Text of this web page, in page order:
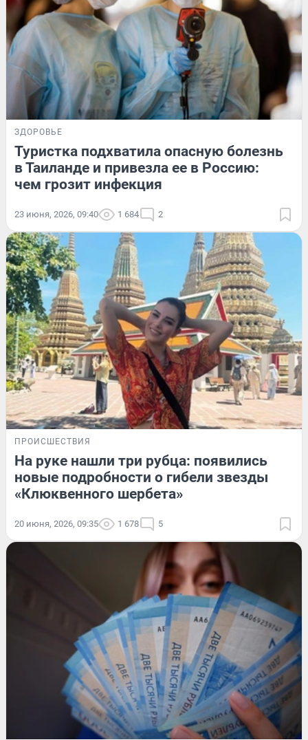
ЗДОРОВЬЕ
Туристка подхватила опасную болезнь
в Таиланде и привезла ее в Россию:
чем грозит инфекция
23 июня, 2026, 09:40 1 684 2
ПРОИСШЕСТВИЯ
На руке нашли три рубца: появились
новые подробности о гибели звезды
«Клюквенного шербета»
20 июня, 2026, 09:35 1 678 5